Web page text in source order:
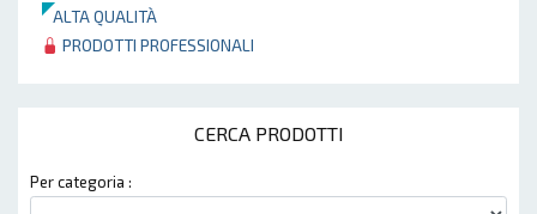
ALTA QUALITÀ
PRODOTTI PROFESSIONALI
CERCA PRODOTTI
Per categoria :